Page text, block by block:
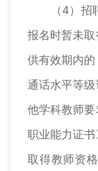
（4）招聘
报名时暂未
供有效期内
通话水平等
他学科教师
职业能力证
取得教师资